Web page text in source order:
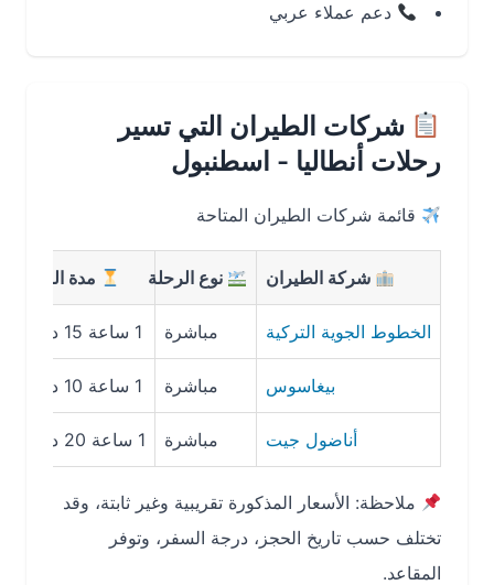
دعم عملاء عربي
شركات الطيران التي تسير
رحلات أنطاليا - اسطنبول
قائمة شركات الطيران المتاحة
شركة الطيران نوع الرحلة مدة الرحلة
الخطوط الجوية التركية مباشرة 1 ساعة 15 دقيقة
بيغاسوس مباشرة 1 ساعة 10 دقائق
أناضول جيت مباشرة 1 ساعة 20 دقيقة
ملاحظة: الأسعار المذكورة تقريبية وغير ثابتة، وقد
تختلف حسب تاريخ الحجز، درجة السفر، وتوفر
المقاعد.